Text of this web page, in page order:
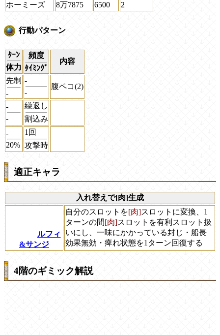
ホーミーズ
8万7875 6500 2
行動パターン
ﾀｰﾝ
体力
頻度
ﾀｲﾐﾝｸﾞ
内容
先制
-
-
-
腹ペコ(2)
-
-
繰返し
割込み
-
20%
1回
攻撃時
適正キャラ
入れ替えで[肉]生成
ルフィ
&サンジ
自分のスロットを[肉]スロットに変換、1
ターンの間[肉]スロットを有利スロット扱
いにし、一味にかかっている封じ・船長
効果無効・痺れ状態を1ターン回復する
4階のギミック解説